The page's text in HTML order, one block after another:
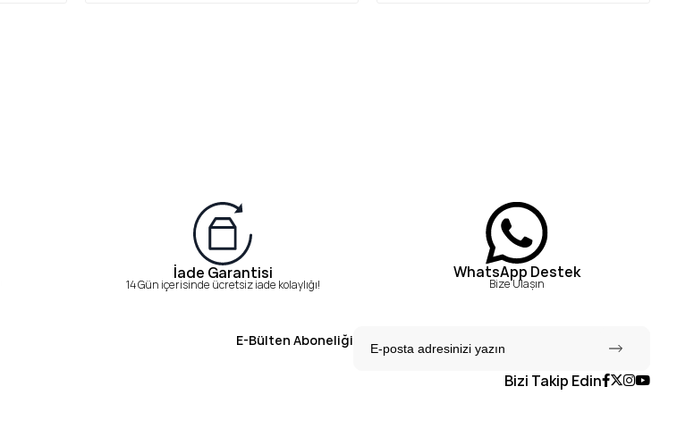
İade Garantisi
14 Gün içerisinde ücretsiz iade kolaylığı!
WhatsApp Destek
Bize Ulaşın
E-Bülten Aboneliği
Bizi Takip Edin